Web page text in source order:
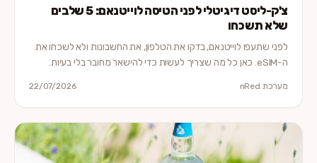
צ'ק-ליסט דיגיטלי לפני הטיסה לוייטנאם: 5 שלבים
שלא תשכחו
לפני שתעפו לוייטנאם, בדקו את הטלפון, את החשבונות ולא לשכחו את
ה-eSIM. כאן כל מה שצריך לעשות כדי להישאר מחובר בלי בעיות.
מערכת nRed 22/07/2026